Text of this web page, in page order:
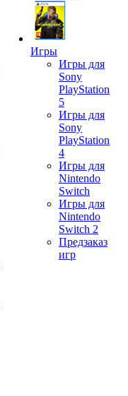
Игры
Игры для
Sony
PlayStation
5
Игры для
Sony
PlayStation
4
Игры для
Nintendo
Switch
Игры для
Nintendo
Switch 2
Предзаказ
игр